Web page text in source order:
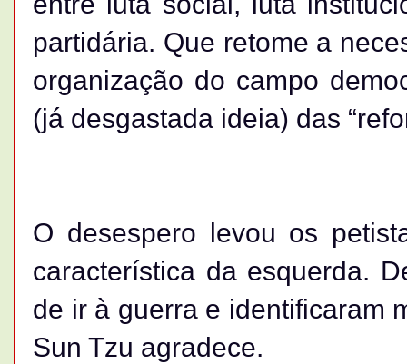
partidária. Que retome a
organização do campo
(já desgastada ideia) das
O desespero levou os
característica da esquerda.
de ir à guerra e identificaram
Sun Tzu agradece.